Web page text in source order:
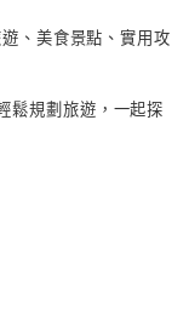
、美食景點、實用攻
鬆規劃旅遊，一起探